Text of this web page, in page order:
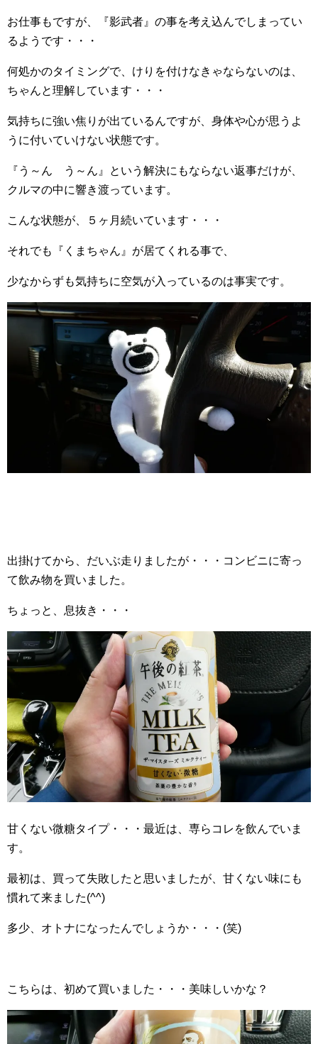
お仕事もですが、『影武者』の事を考え込んでしまってい
るようです・・・
何処かのタイミングで、けりを付けなきゃならないのは、
ちゃんと理解しています・・・
気持ちに強い焦りが出ているんですが、身体や心が思うよ
うに付いていけない状態です。
『う～ん う～ん』という解決にもならない返事だけが、
クルマの中に響き渡っています。
こんな状態が、５ヶ月続いています・・・
それでも『くまちゃん』が居てくれる事で、
少なからずも気持ちに空気が入っているのは事実です。
出掛けてから、だいぶ走りましたが・・・コンビニに寄っ
て飲み物を買いました。
ちょっと、息抜き・・・
甘くない微糖タイプ・・・最近は、専らコレを飲んでいま
す。
最初は、買って失敗したと思いましたが、甘くない味にも
慣れて来ました(^^)
多少、オトナになったんでしょうか・・・(笑)
こちらは、初めて買いました・・・美味しいかな？